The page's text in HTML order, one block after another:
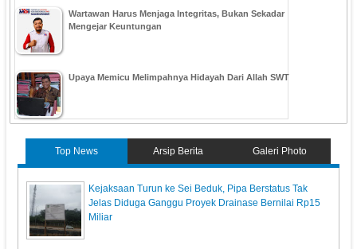
Wartawan Harus Menjaga Integritas, Bukan Sekadar
Mengejar Keuntungan
Upaya Memicu Melimpahnya Hidayah Dari Allah SWT
Top News Arsip Berita Galeri Photo
Kejaksaan Turun ke Sei Beduk, Pipa Berstatus Tak
Jelas Diduga Ganggu Proyek Drainase Bernilai Rp15
Miliar